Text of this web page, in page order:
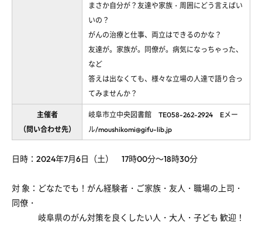
まさか自分が？友達や家族・周囲にどう言えばい
いの？
がんの治療と仕事、両立はできるのかな？
友達が。家族が。同僚が。病気になっちゃった、
など
答えは出なくても、様々な立場の人達で語り合っ
てみませんか？
主催者
（問い合わせ先）
岐阜市立中央図書館 TE058-262-2924 Eメー
ル/moushikomi@gifu-lib.jp
日時： 2024年7月6日（土） 17時00分～18時30分
対 象：どなたでも！がん経験者・ご家族・友人・職場の上司・
同僚・
岐阜県のがん対策を良くしたい人・大人・子ども 歓迎！